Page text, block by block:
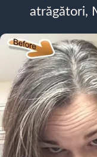
atrăgători,